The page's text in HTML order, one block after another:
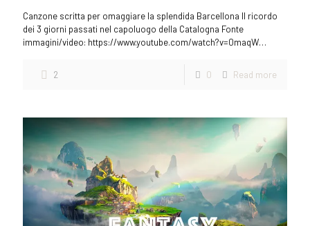
Canzone scritta per omaggiare la splendida Barcellona Il ricordo
dei 3 giorni passati nel capoluogo della Catalogna Fonte
immagini/video: https://www.youtube.com/watch?v=0maqW…
2 0 Read more